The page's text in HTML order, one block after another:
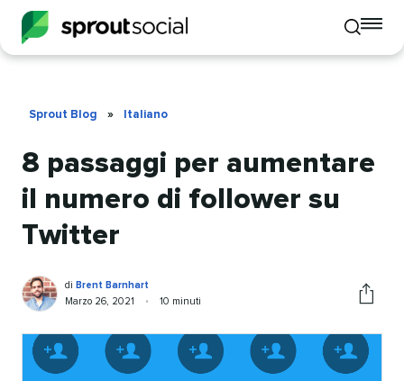
Toggle
mobile
Sprout Blog » Italiano
8 passaggi per aumentare
il numero di follower su
Twitter
Brent
Barnhart
Scritto
da
di Brent Barnhart
Pubblicato
Marzo 26, 2021 •
Tempo
lettura
10 minuti
articolo